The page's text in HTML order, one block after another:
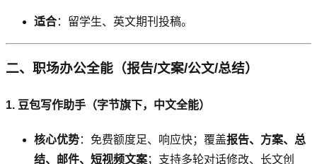
适合：留学生、英文期刊投稿。
二、职场办公全能（报告/文案/公文/总结）
1. 豆包写作助手（字节旗下，中文全能）
核心优势：免费额度足、响应快；覆盖报告、方案、总
结、邮件、短视频文案；支持多轮对话修改、长文创